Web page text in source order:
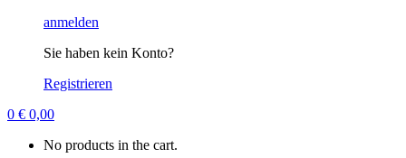
anmelden
Sie haben kein Konto?
Registrieren
0 € 0,00
No products in the cart.